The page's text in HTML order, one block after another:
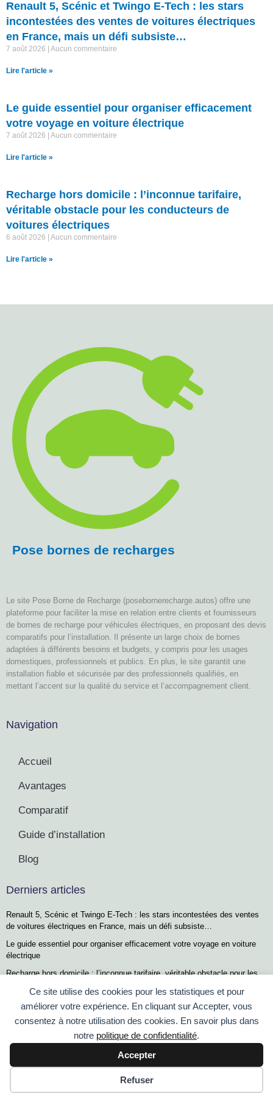
Ce site utilise des cookies pour les statistiques et pour
améliorer votre expérience. En cliquant sur Accepter, vous
consentez à notre utilisation des cookies. En savoir plus dans
notre politique de confidentialité.
Accepter
Refuser
Renault 5, Scénic et Twingo E-Tech : les stars
incontestées des ventes de voitures électriques
en France, mais un défi subsiste…
7 août 2026 Aucun commentaire
Lire l'article »
Le guide essentiel pour organiser efficacement
votre voyage en voiture électrique
7 août 2026 Aucun commentaire
Lire l'article »
Recharge hors domicile : l’inconnue tarifaire,
véritable obstacle pour les conducteurs de
voitures électriques
6 août 2026 Aucun commentaire
Lire l'article »
Pose bornes de recharges
Le site Pose Borne de Recharge (posebornerecharge.autos) offre une
plateforme pour faciliter la mise en relation entre clients et fournisseurs
de bornes de recharge pour véhicules électriques, en proposant des devis
comparatifs pour l’installation. Il présente un large choix de bornes
adaptées à différents besoins et budgets, y compris pour les usages
domestiques, professionnels et publics. En plus, le site garantit une
installation fiable et sécurisée par des professionnels qualifiés, en
mettant l’accent sur la qualité du service et l’accompagnement client.
Navigation
Accueil
Avantages
Comparatif
Guide d’installation
Blog
Derniers articles
Renault 5, Scénic et Twingo E-Tech : les stars incontestées des ventes
de voitures électriques en France, mais un défi subsiste…
Le guide essentiel pour organiser efficacement votre voyage en voiture
électrique
Recharge hors domicile : l’inconnue tarifaire, véritable obstacle pour les
,7 millions de recharges électriques au 2e trimestre 2026 : l’essor
fulgurant de la voiture électrique en France
Recharge limitée et batterie chaude : les raisons qui pourraient vous
décevoir avec la Renault Twingo E-Tech
© 2022 Pose Borne de Recharge